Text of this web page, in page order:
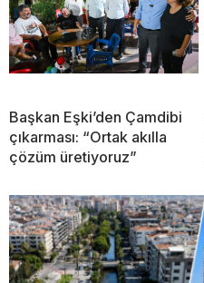
Başkan Eşki’den Çamdibi
çıkarması: “Ortak akılla
çözüm üretiyoruz”